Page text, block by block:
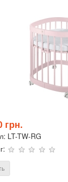
грн.
LT-TW-RG